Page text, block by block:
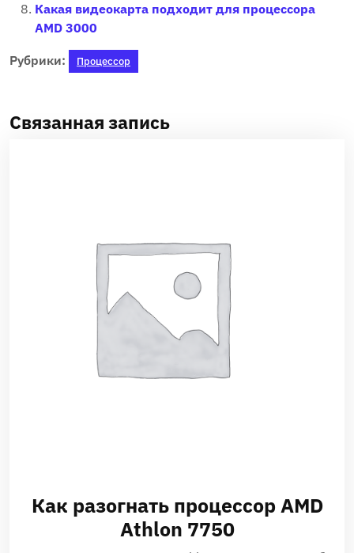
Какая видеокарта подходит для процессора
AMD 3000
Рубрики: Процессор
Связанная запись
Как разогнать процессор AMD
Athlon 7750